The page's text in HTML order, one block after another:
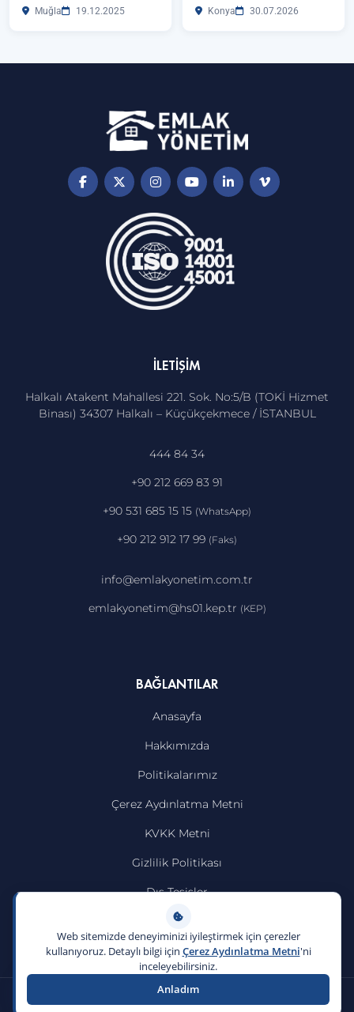
Muğla 19.12.2025 Konya 30.07.2026
İLETIŞIM
Halkalı Atakent Mahallesi 221. Sok. No:5/B (TOKİ Hizmet
Binası) 34307 Halkalı – Küçükçekmece / İSTANBUL
444 84 34
+90 212 669 83 91
+90 531 685 15 15 (WhatsApp)
+90 212 912 17 99 (Faks)
info@emlakyonetim.com.tr
emlakyonetim@hs01.kep.tr (KEP)
BAĞLANTILAR
Anasayfa
Hakkımızda
Politikalarımız
Çerez Aydınlatma Metni
KVKK Metni
Gizlilik Politikası
Dış Tesisler
İletişim
© 2026Emlak Yönetim. Tüm Hakları Saklıdır.
Web sitemizde deneyiminizi iyileştirmek için çerezler
kullanıyoruz. Detaylı bilgi için Çerez Aydınlatma Metni'ni
inceleyebilirsiniz.
Anladım